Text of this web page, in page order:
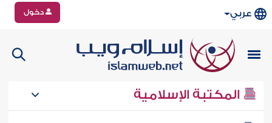
عربي دخول
المكتبة الإسلامية